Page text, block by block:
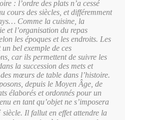
: l’ordre des plats n’a cessé
cours des siècles, et différemment
Comme la cuisine, la
et l’organisation du repas
les époques et les endroits. Les
un bel exemple de ces
car ils permettent de suivre les
la succession des mets et
mœurs de table dans l’histoire.
depuis le Moyen Âge, de
élaborés et ordonnés pour un
en tant qu’objet ne s’imposera
siècle. Il fallut en effet attendre la